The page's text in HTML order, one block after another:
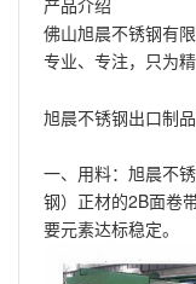
产品介绍
佛山旭晨不锈钢有
专业、专注，只为
旭晨不锈钢出口制
一、用料：旭晨不
钢）正材的2B面卷
要元素达标稳定。